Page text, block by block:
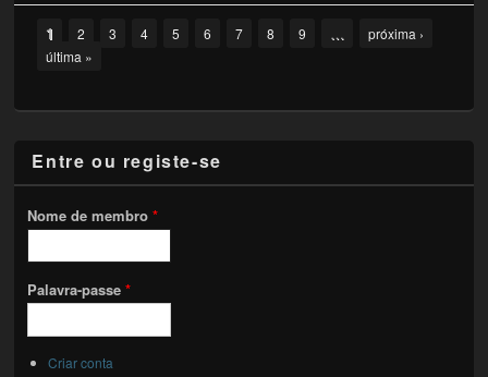
Pages
1 2 3 4 5 6 7 8 9 …
próxima ›
última »
Entre ou registe-se
Nome de membro*
Palavra-passe*
Criar conta